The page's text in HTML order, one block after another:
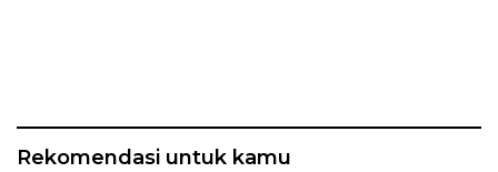
Rekomendasi untuk kamu